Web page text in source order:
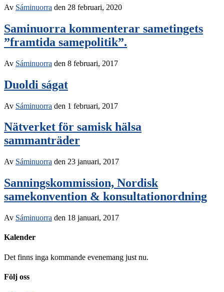
Av Sáminuorra den 28 februari, 2020
Saminuorra kommenterar sametingets
”framtida samepolitik”.
Av Sáminuorra den 8 februari, 2017
Duoldi ságat
Av Sáminuorra den 1 februari, 2017
Nätverket för samisk hälsa
sammanträder
Av Sáminuorra den 23 januari, 2017
Sanningskommission, Nordisk
samekonvention & konsultationordning
Av Sáminuorra den 18 januari, 2017
Kalender
Det finns inga kommande evenemang just nu.
Följ oss